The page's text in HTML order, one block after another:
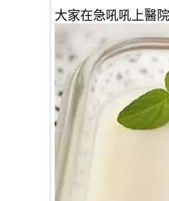
大家在急吼吼上醫